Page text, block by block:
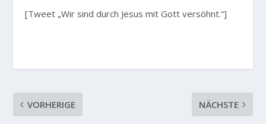
[Tweet „Wir sind durch Jesus mit Gott versöhnt.“]
VORHERIGE NÄCHSTE